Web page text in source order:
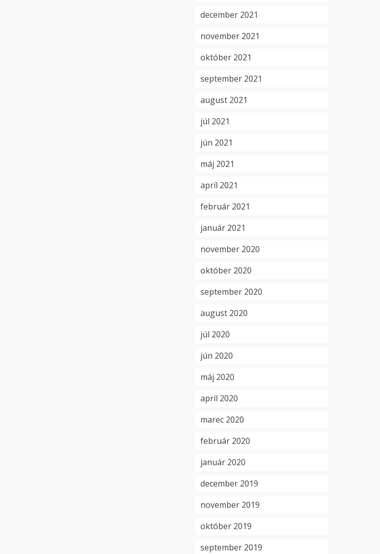
december 2021
november 2021
október 2021
september 2021
august 2021
júl 2021
jún 2021
máj 2021
apríl 2021
február 2021
január 2021
november 2020
október 2020
september 2020
august 2020
júl 2020
jún 2020
máj 2020
apríl 2020
marec 2020
február 2020
január 2020
december 2019
november 2019
október 2019
september 2019